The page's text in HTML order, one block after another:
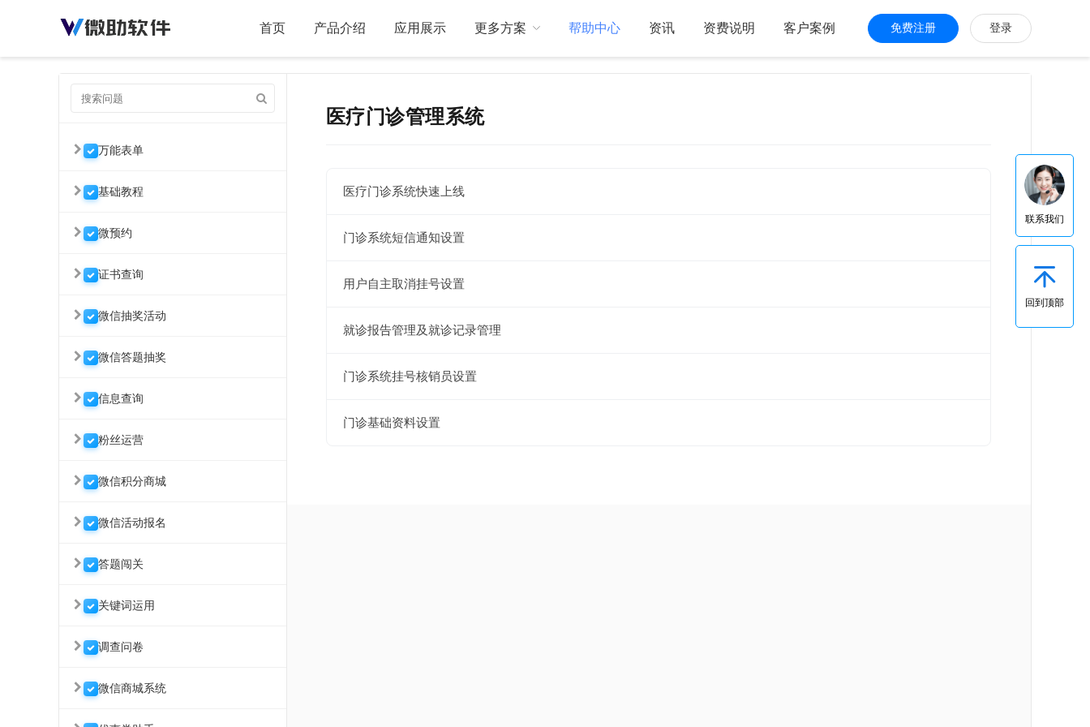
首页 产品介绍 应用展示 更多方案 帮助中心 资讯 资费说明 客户案例 免费注册 登录
万能表单
基础教程
微预约
证书查询
微信抽奖活动
微信答题抽奖
信息查询
粉丝运营
微信积分商城
微信活动报名
答题闯关
关键词运用
调查问卷
微信商城系统
医疗门诊管理系统
医疗门诊系统快速上线
门诊系统短信通知设置
用户自主取消挂号设置
就诊报告管理及就诊记录管理
门诊系统挂号核销员设置
门诊基础资料设置
联系我们
回到顶部